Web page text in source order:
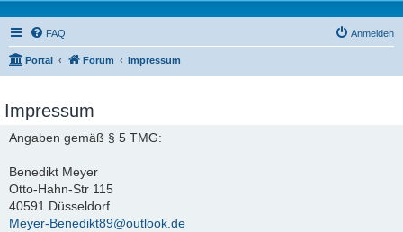
FAQ Anmelden
Portal Forum Impressum
Impressum
Angaben gemäß § 5 TMG:
Benedikt Meyer
Otto-Hahn-Str 115
40591 Düsseldorf
Meyer-Benedikt89@outlook.de